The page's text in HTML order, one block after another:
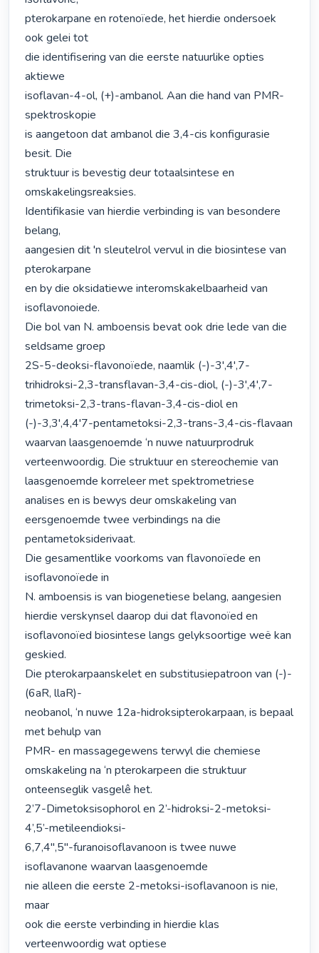
pterokarpane en rotenoïede, het hierdie ondersoek
ook gelei tot
die identifisering van die eerste natuurlike opties
aktiewe
isoflavan-4-ol, (+)-ambanol. Aan die hand van PMR-
spektroskopie
is aangetoon dat ambanol die 3,4-cis konfigurasie
besit. Die
struktuur is bevestig deur totaalsintese en
omskakelingsreaksies.
Identifikasie van hierdie verbinding is van besondere
belang,
aangesien dit 'n sleutelrol vervul in die biosintese van
pterokarpane
en by die oksidatiewe interomskakelbaarheid van
isoflavonoiede.
Die bol van N. amboensis bevat ook drie lede van die
seldsame groep
2S-5-deoksi-flavonoïede, naamlik (-)-3',4',7-
trihidroksi-2,3-transflavan-3,4-cis-diol, (-)-3',4',7-
trimetoksi-2,3-trans-flavan-3,4-cis-diol en
(-)-3,3',4,4'7-pentametoksi-2,3-trans-3,4-cis-flavaan
waarvan laasgenoemde ‘n nuwe natuurprodruk
verteenwoordig. Die struktuur en stereochemie van
laasgenoemde korreleer met spektrometriese
analises en is bewys deur omskakeling van
eersgenoemde twee verbindings na die
pentametoksiderivaat.
Die gesamentlike voorkoms van flavonoïede en
isoflavonoïede in
N. amboensis is van biogenetiese belang, aangesien
hierdie verskynsel daarop dui dat flavonoïed en
isoflavonoïed biosintese langs gelyksoortige weë kan
geskied.
Die pterokarpaanskelet en substitusiepatroon van (-)-
(6aR, llaR)-
neobanol, ‘n nuwe 12a-hidroksipterokarpaan, is bepaal
met behulp van
PMR- en massagegewens terwyl die chemiese
omskakeling na ‘n pterokarpeen die struktuur
onteenseglik vasgelê het.
2’7-Dimetoksisophorol en 2’-hidroksi-2-metoksi-
4’,5’-metileendioksi-
6,7,4",5"-furanoisoflavanoon is twee nuwe
isoflavanone waarvan laasgenoemde
nie alleen die eerste 2-metoksi-isoflavanoon is nie,
maar
ook die eerste verbinding in hierdie klas
verteenwoordig wat optiese